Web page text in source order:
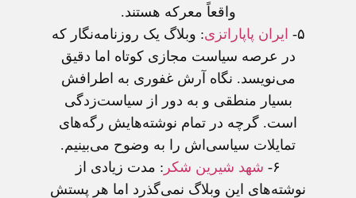
واقعاً معرکه هستند.
۵-
ايران پاپاراتزی: وبلاگ يک روزنامه‌نگار که
در عرصه سياست مجازی کوتاه اما دقيق
می‌نويسد. نگاه آرش غفوری به اطرافش
بسيار منطقی و به دور از سياست‌زدگی
است. گرچه در تمام نوشته‌هايش رگه‌های
تمايلات سياسی‌اش را به وضوح می‌بينيم.
۶-
شهد شيرين شکر : مدت زيادی از
نوشته‌های اين وبلاگ نمی‌گذرد اما هر پستش